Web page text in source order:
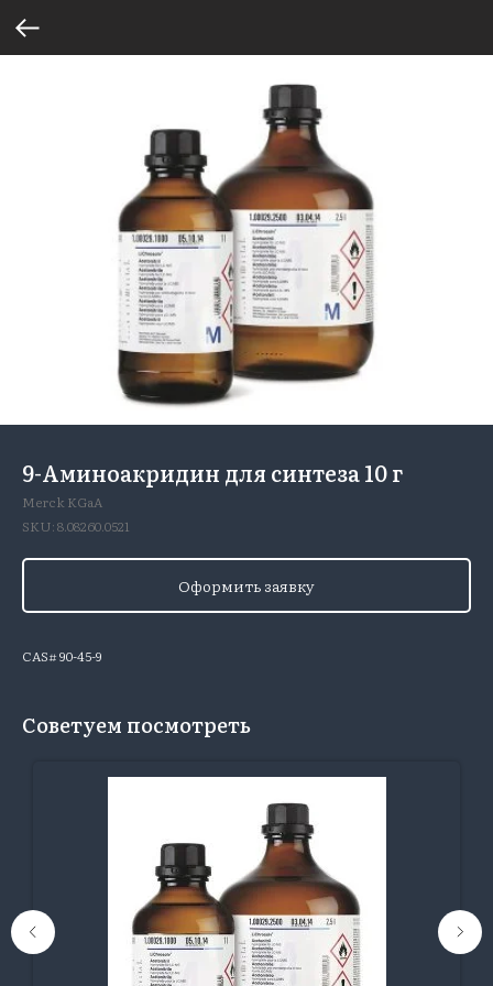
9-Аминоакридин для синтеза 10 г
Merck KGaA
SKU:8.08260.0521
Оформить заявку
CAS# 90-45-9
Советуем посмотреть